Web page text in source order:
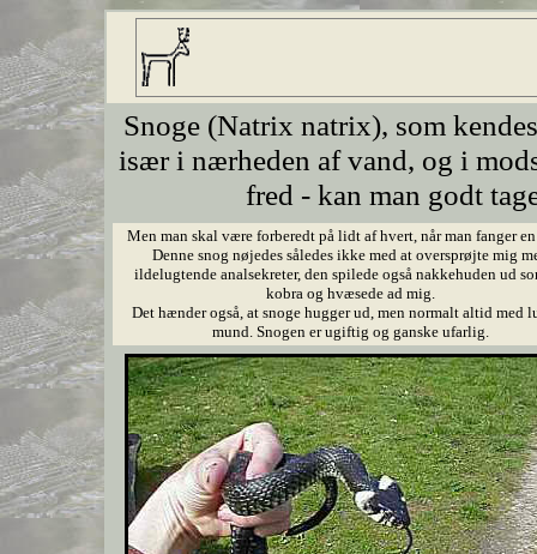
Snoge (Natrix natrix), som
især i nærheden af vand, og i
fred - kan man godt
Men man skal være forberedt på lidt af hvert, når man fanger
Denne snog nøjedes således ikke med at oversprøjte mig
ildelugtende analsekreter, den spilede også nakkehuden ud
kobra og hvæsede ad mig.
Det hænder også, at snoge hugger ud, men normalt altid med
mund. Snogen er ugiftig og ganske ufarlig.